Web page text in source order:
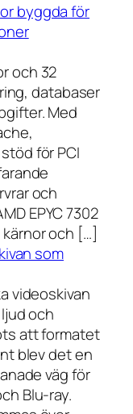
byggda för
och 32
databaser
Med
för PCI
och
EPYC 7302
och […]
som
videoskivan
och
att formatet
blev det en
väg för
Blu-ray.